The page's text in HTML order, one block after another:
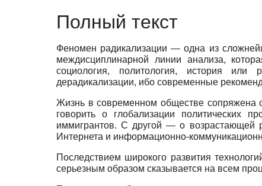
Полный текст
Феномен радикализации—одна из
междисциплинарной линии анализа,
социология, политология, история или
дерадикализации, ибо современные
Жизнь в современном обществе сопряжена
говорить о глобализации политических
иммигрантов. С другой—о возрастающей
Интернета и информационно-
Последствием широкого развития
серьезным образом сказывается на всем